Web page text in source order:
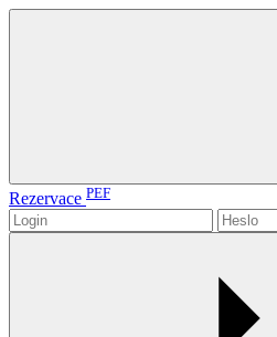
Rezervace PEF